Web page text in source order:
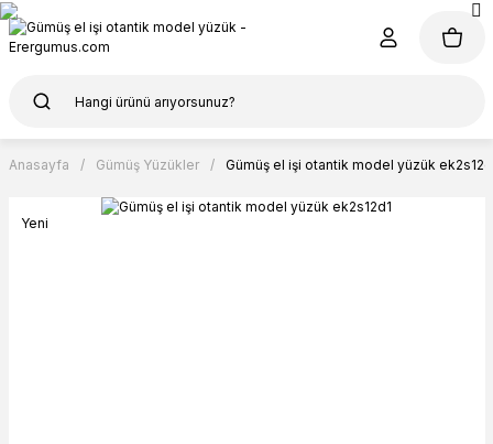
Anasayfa Gümüş Yüzükler Gümüş el işi otantik model yüzük
Yeni